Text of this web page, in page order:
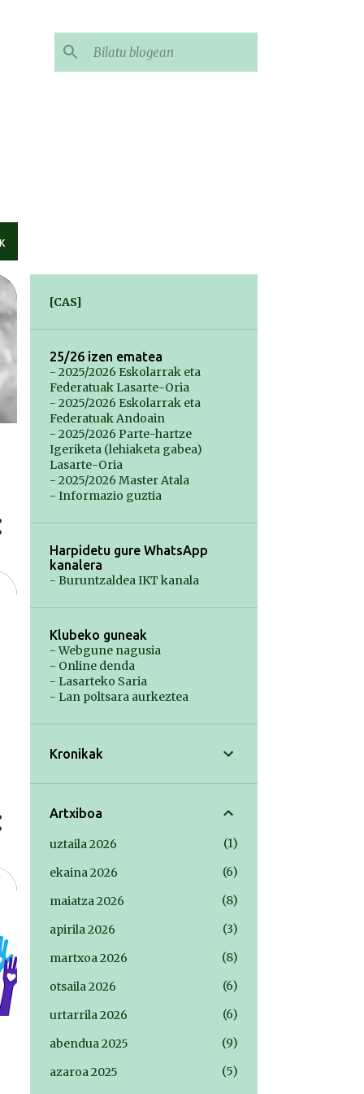
[CAS]
25/26 izen ematea
- 2025/2026 Eskolarrak eta
Federatuak Lasarte-Oria
- 2025/2026 Eskolarrak eta
Federatuak Andoain
- 2025/2026 Parte-hartze
Igeriketa (lehiaketa gabea)
Lasarte-Oria
- 2025/2026 Master Atala
- Informazio guztia
Harpidetu gure WhatsApp
kanalera
- Buruntzaldea IKT kanala
Klubeko guneak
- Webgune nagusia
- Online denda
- Lasarteko Saria
- Lan poltsara aurkeztea
Kronikak
Artxiboa
uztaila 2026
1
ekaina 2026
6
maiatza 2026
8
apirila 2026
3
martxoa 2026
8
otsaila 2026
6
urtarrila 2026
6
abendua 2025
9
azaroa 2025
5